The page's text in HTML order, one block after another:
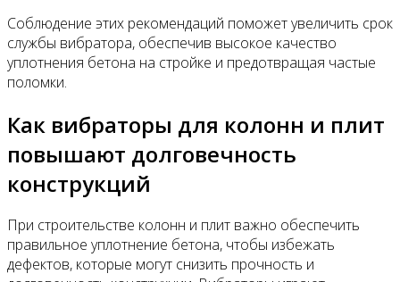
Соблюдение этих рекомендаций поможет увеличить срок
службы вибратора, обеспечив высокое качество
уплотнения бетона на стройке и предотвращая частые
поломки.
Как вибраторы для колонн и плит
повышают долговечность
конструкций
При строительстве колонн и плит важно обеспечить
правильное уплотнение бетона, чтобы избежать
дефектов, которые могут снизить прочность и